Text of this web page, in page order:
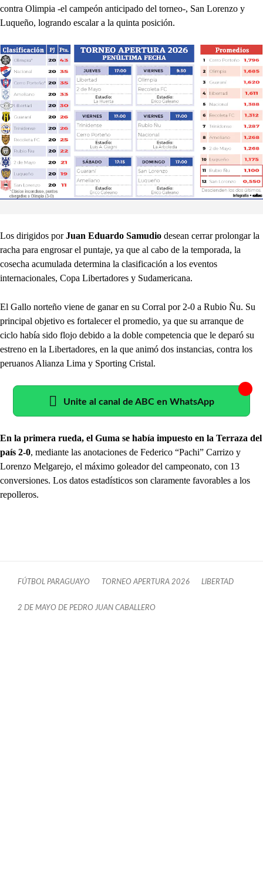
contra Olimpia -el campeón anticipado del torneo-, San Lorenzo y
Luqueño, logrando escalar a la quinta posición.
Los dirigidos porJuan Eduardo Samudio desean cerrar prolongar la
racha para engrosar el puntaje, ya que al cabo de la temporada, la
cosecha acumulada determina la clasificación a los eventos
internacionales, Copa Libertadores y Sudamericana.
El Gallo norteño viene de ganar en su Corral por 2-0 a Rubio Ñu. Su
principal objetivo es fortalecer el promedio, ya que su arranque de
ciclo había sido flojo debido a la doble competencia que le deparó su
estreno en la Libertadores, en la que animó dos instancias, contra los
peruanos Alianza Lima y Sporting Cristal.
Unite al canal de ABC en WhatsApp
En la primera rueda, el Guma se había impuesto en la Terraza del
país 2-0, mediante las anotaciones de Federico “Pachi” Carrizo y
Lorenzo Melgarejo, el máximo goleador del campeonato, con 13
conversiones. Los datos estadísticos son claramente favorables a los
repolleros.
FÚTBOL PARAGUAYO TORNEO APERTURA 2026 LIBERTAD
2 DE MAYO DE PEDRO JUAN CABALLERO